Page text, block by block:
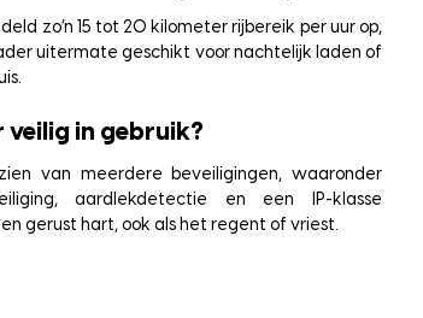
zo’n 15 tot 20 kilometer rijbereik per uur op,
uitermate geschikt voor nachtelijk laden of
veilig in gebruik?
van meerdere beveiligingen, waaronder
aardlekdetectie en een IP-klasse
gerust hart, ook als het regent of vriest.